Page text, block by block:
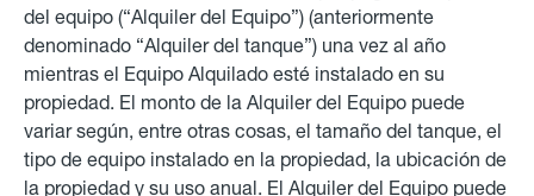
del equipo (“Alquiler del Equipo”) (anteriormente
denominado “Alquiler del tanque”) una vez al año
mientras el Equipo Alquilado esté instalado en su
propiedad. El monto de la Alquiler del Equipo puede
variar según, entre otras cosas, el tamaño del tanque, el
tipo de equipo instalado en la propiedad, la ubicación de
la propiedad y su uso anual. El Alquiler del Equipo puede